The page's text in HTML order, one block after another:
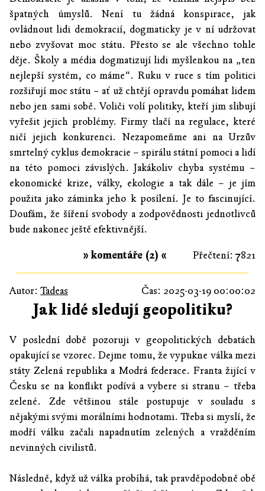
špatných úmyslů. Není tu žádná konspirace, jak
ovládnout lidi demokracií, dogmaticky je v ní udržovat
nebo zvyšovat moc státu. Přesto se ale všechno tohle
děje. Školy a média dogmatizují lidi myšlenkou na „ten
nejlepší systém, co máme“. Ruku v ruce s tím politici
rozšiřují moc státu – ať už chtějí opravdu pomáhat lidem
nebo jen sami sobě. Voliči volí politiky, kteří jim slibují
vyřešit jejich problémy. Firmy tlačí na regulace, které
ničí jejich konkurenci. Nezapomeňme ani na Urzův
smrtelný cyklus demokracie – spirálu státní pomoci a lidí
na této pomoci závislých. Jakákoliv chyba systému –
ekonomické krize, války, ekologie a tak dále – je jím
použita jako záminka jeho k posílení. Je to fascinující.
Doufám, že šíření svobody a zodpovědnosti jednotlivců
bude nakonec ještě efektivnější.
Přečtení: 7821
» komentáře (2) «
Autor: Tadeas Čas: 2025-03-19 00:00:02
Jak lidé sledují geopolitiku?
V poslední době pozoruji v geopolitických debatách
opakující se vzorec. Dejme tomu, že vypukne válka mezi
státy Zelená republika a Modrá federace. Franta žijící v
Česku se na konflikt podívá a vybere si stranu – třeba
zelené. Zde většinou stále postupuje v souladu s
nějakými svými morálními hodnotami. Třeba si myslí, že
modří válku začali napadnutím zelených a vražděním
nevinných civilistů.
Následně, když už válka probíhá, tak pravděpodobně obě